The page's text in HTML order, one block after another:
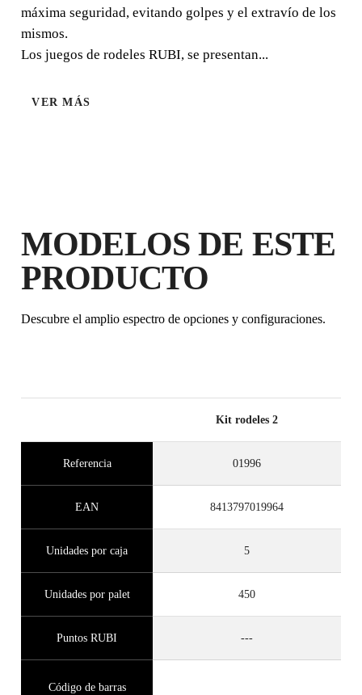
SILVER
máxima seguridad, evitando golpes y el extravío de los
mismos.
Los juegos de rodeles RUBI, se presentan...
VER MÁS
MODELOS DE ESTE
PRODUCTO
Descubre el amplio espectro de opciones y configuraciones.
Kit rodeles 2
Referencia 01996
EAN 8413797019964
Unidades por caja 5
Unidades por palet 450
Puntos RUBI ---
Código de barras